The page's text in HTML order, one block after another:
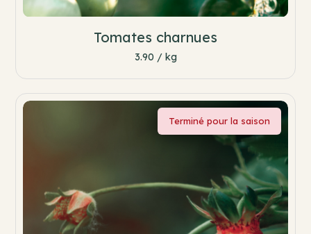
Tomates charnues
3.90 / kg
Terminé pour la saison